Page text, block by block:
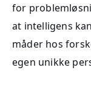
for
at intelligens
måder hos
egen unikke